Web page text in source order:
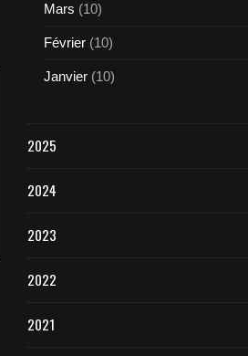
Mars (10)
Février (10)
Janvier (10)
2025
2024
2023
2022
2021